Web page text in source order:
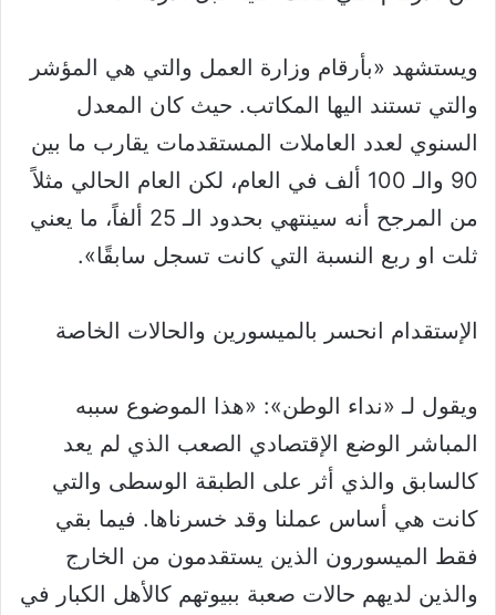
ويستشهد «بأرقام وزارة العمل والتي هي المؤشر
والتي تستند اليها المكاتب. حيث كان المعدل
السنوي لعدد العاملات المستقدمات يقارب ما بين
90 والـ 100 ألف في العام، لكن العام الحالي مثلاً
من المرجح أنه سينتهي بحدود الـ 25 ألفاً، ما يعني
ثلت او ربع النسبة التي كانت تسجل سابقًا».
الإستقدام انحسر بالميسورين والحالات الخاصة
ويقول لـ «نداء الوطن»: «هذا الموضوع سببه
المباشر الوضع الإقتصادي الصعب الذي لم يعد
كالسابق والذي أثر على الطبقة الوسطى والتي
كانت هي أساس عملنا وقد خسرناها. فيما بقي
فقط الميسورون الذين يستقدمون من الخارج
والذين لديهم حالات صعبة ببيوتهم كالأهل الكبار في